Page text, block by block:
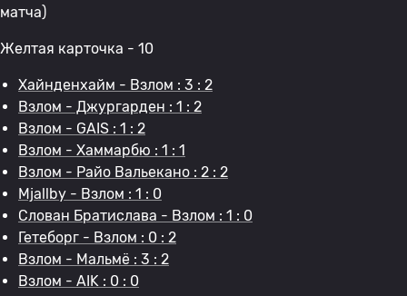
матча)
Желтая карточка - 10
Хайнденхайм - Взлом : 3 : 2
Взлом - Джургарден : 1 : 2
Взлом - GAIS : 1 : 2
Взлом - Хаммарбю : 1 : 1
Взлом - Райо Вальекано : 2 : 2
Mjallby - Взлом : 1 : 0
Слован Братислава - Взлом : 1 : 0
Гетеборг - Взлом : 0 : 2
Взлом - Мальмё : 3 : 2
Взлом - AIK : 0 : 0